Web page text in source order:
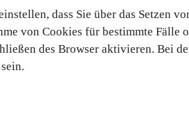
dass Sie über das Setzen
von Cookies für bestimmte Fälle
des Browser aktivieren. Bei